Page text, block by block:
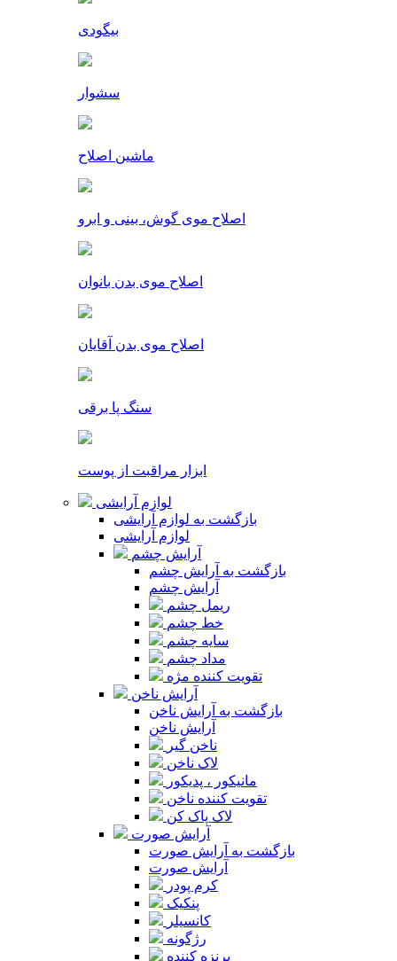
بیگودی
سشوار
ماشین اصلاح
اصلاح موی گوش، بینی و ابرو
اصلاح موی بدن بانوان
اصلاح موی بدن آقایان
سنگ پا برقی
ابزار مراقبت از پوست
لوازم آرایشی
بازگشت به لوازم آرایشی
لوازم آرایشی
آرایش چشم
بازگشت به آرایش چشم
آرایش چشم
ریمل چشم
خط چشم
سایه چشم
مداد چشم
تقویت کننده مژه
آرایش ناخن
بازگشت به آرایش ناخن
آرایش ناخن
ناخن گیر
لاک ناخن
مانیکور ، پدیکور
تقویت کننده ناخن
لاک پاک کن
آرایش صورت
بازگشت به آرایش صورت
آرایش صورت
کرم پودر
پنکیک
کانسیلر
رژگونه
برنزه کننده